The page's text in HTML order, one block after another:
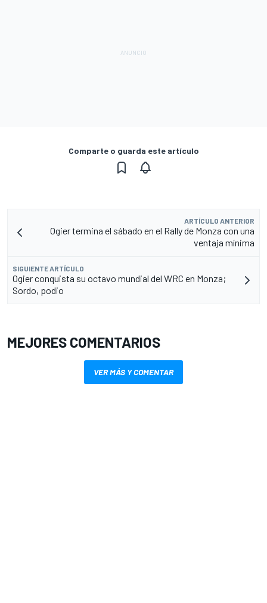
Comparte o guarda este artículo
ARTÍCULO ANTERIOR
Ogier termina el sábado en el Rally de Monza con una
ventaja mínima
SIGUIENTE ARTÍCULO
Ogier conquista su octavo mundial del WRC en Monza;
Sordo, podio
MEJORES COMENTARIOS
VER MÁS Y COMENTAR